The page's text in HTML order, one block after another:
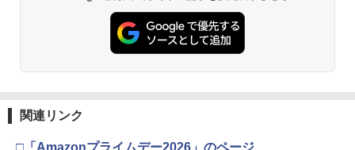
関連リンク
□「Amazonプライムデー2026」のページ